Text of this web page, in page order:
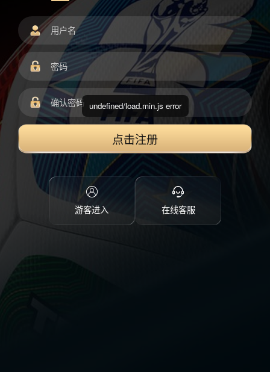
点击注册
游客进入 在线客服
undefined/load.min.js error